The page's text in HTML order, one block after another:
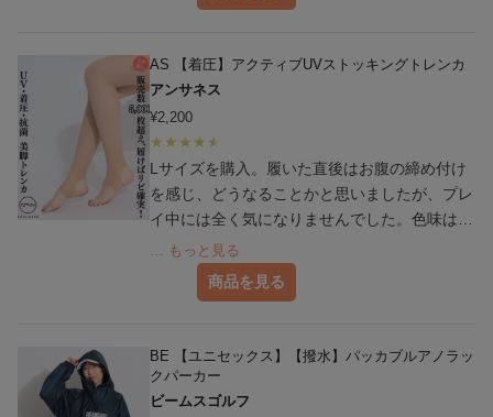
AS 【着圧】アクティブUVストッキングトレンカ
アンサネス
¥2,200
Lサイズを購入。履いた直後はお腹の締め付け
を感じ、どうなることかと思いましたが、プレ
イ中には全く気になりませんでした。色味は違
和感なくとても良かったです。
… もっと見る
商品を見る
BE 【ユニセックス】【撥水】パッカブルアノラッ
クパーカー
ビームスゴルフ